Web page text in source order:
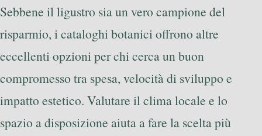
Sebbene il ligustro sia un vero campione del
risparmio, i cataloghi botanici offrono altre
eccellenti opzioni per chi cerca un buon
compromesso tra spesa, velocità di sviluppo e
impatto estetico. Valutare il clima locale e lo
spazio a disposizione aiuta a fare la scelta più